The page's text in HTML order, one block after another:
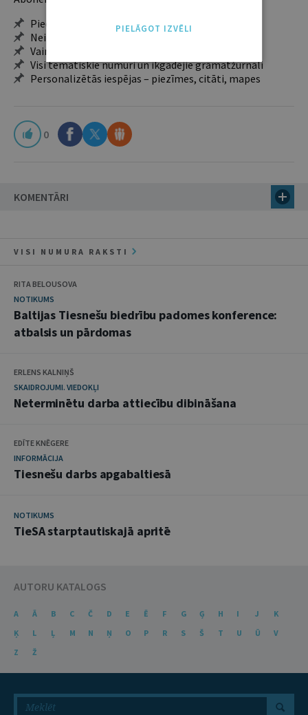
Pieeja jaunākajam izdevumam
Neierobežota pieeja arhīvam – 24 h/7 d.
Vairāk nekā 18 000 rakstu un 2000 autoru
Visi tematiskie numuri un ikgadējie grāmatžurnāli
Personalizētās iespējas – piezīmes, citāti, mapes
0
KOMENTĀRI
VISI NUMURA RAKSTI
RITA BELOUSOVA
NOTIKUMS
Baltijas Tiesnešu biedrību padomes konference:
atbalsis un pārdomas
ERLENS KALNIŅŠ
SKAIDROJUMI. VIEDOKĻI
Neterminētu darba attiecību dibināšana
EDĪTE KNĒGERE
INFORMĀCIJA
Tiesnešu darbs apgabaltiesā
NOTIKUMS
TieSA starptautiskajā apritē
AUTORU KATALOGS
A Ā B C Č D E Ē F G Ģ H I J
K
Ķ
L Ļ M N Ņ O P R S Š T U Ū
V
Z
Ž
PIELĀGOT IZVĒLI